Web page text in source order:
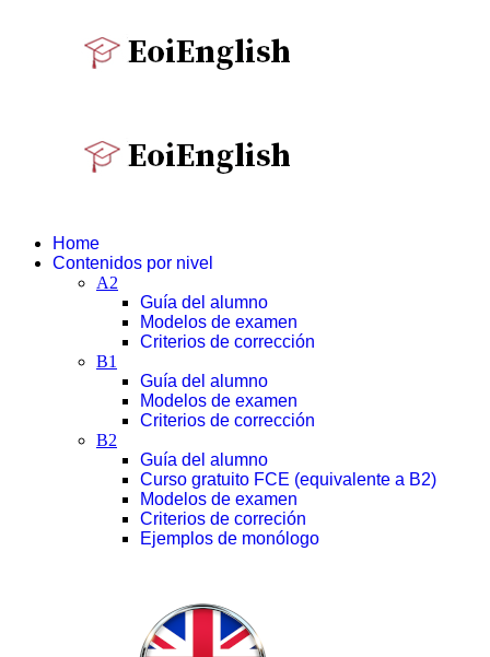
Home
Contenidos por nivel
A2
Guía del alumno
Modelos de examen
Criterios de corrección
B1
Guía del alumno
Modelos de examen
Criterios de corrección
B2
Guía del alumno
Curso gratuito FCE (equivalente a B2)
Modelos de examen
Criterios de correción
Ejemplos de monólogo